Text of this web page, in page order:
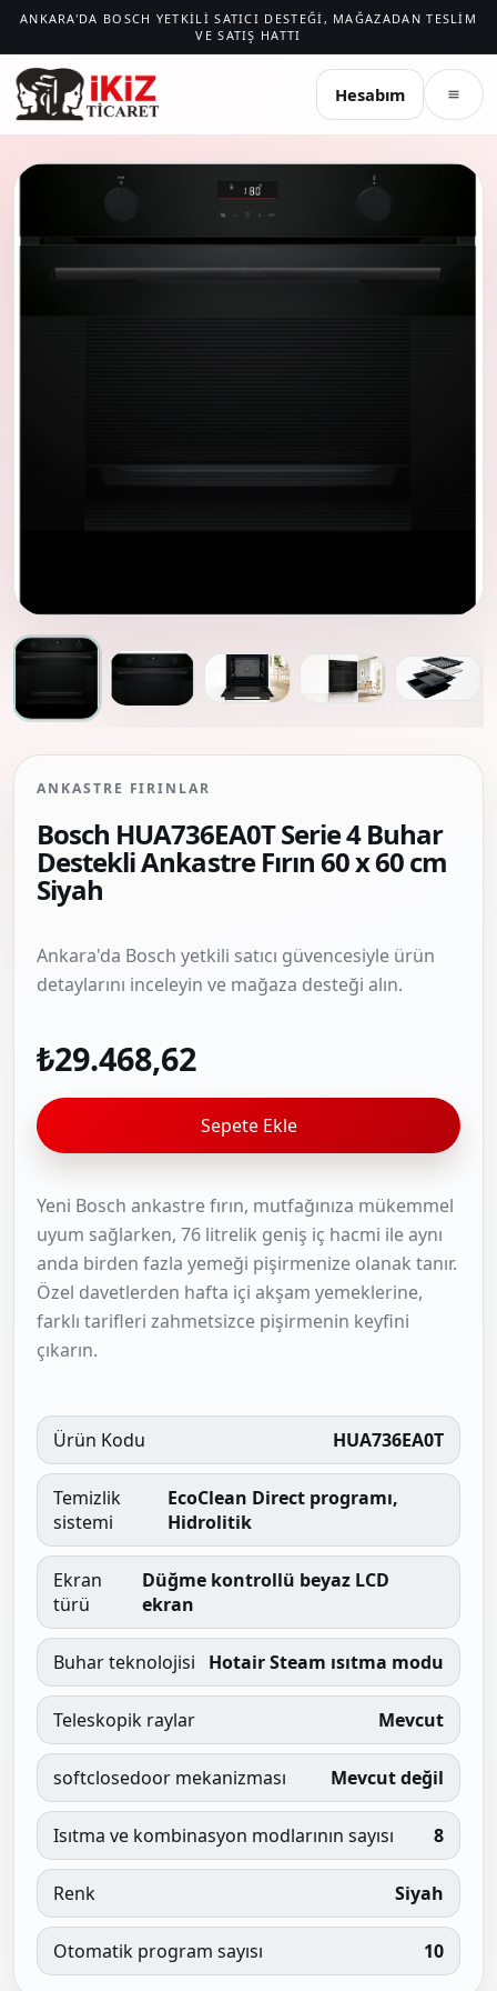
ANKARA'DA BOSCH YETKILI SATICI DESTEĞI, MAĞAZADAN TESLIM
VE SATIŞ HATTI
İKIZ TICARET
Hesabım
ANKASTRE FIRINLAR
Bosch HUA736EA0T Serie 4 Buhar
Destekli Ankastre Fırın 60 x 60 cm
Siyah
Ankara'da Bosch yetkili satıcı güvencesiyle ürün
detaylarını inceleyin ve mağaza desteği alın.
₺29.468,62
Sepete Ekle
Yeni Bosch ankastre fırın, mutfağınıza mükemmel
uyum sağlarken, 76 litrelik geniş iç hacmi ile aynı
anda birden fazla yemeği pişirmenize olanak tanır.
Özel davetlerden hafta içi akşam yemeklerine,
farklı tarifleri zahmetsizce pişirmenin keyfini
çıkarın.
Ürün Kodu HUA736EA0T
Temizlik
sistemi
EcoClean Direct programı,
Hidrolitik
Ekran
türü
Düğme kontrollü beyaz LCD
ekran
Buhar teknolojisi Hotair Steam ısıtma modu
Teleskopik raylar Mevcut
softclosedoor mekanizması Mevcut değil
Isıtma ve kombinasyon modlarının sayısı 8
Renk Siyah
Otomatik program sayısı 10